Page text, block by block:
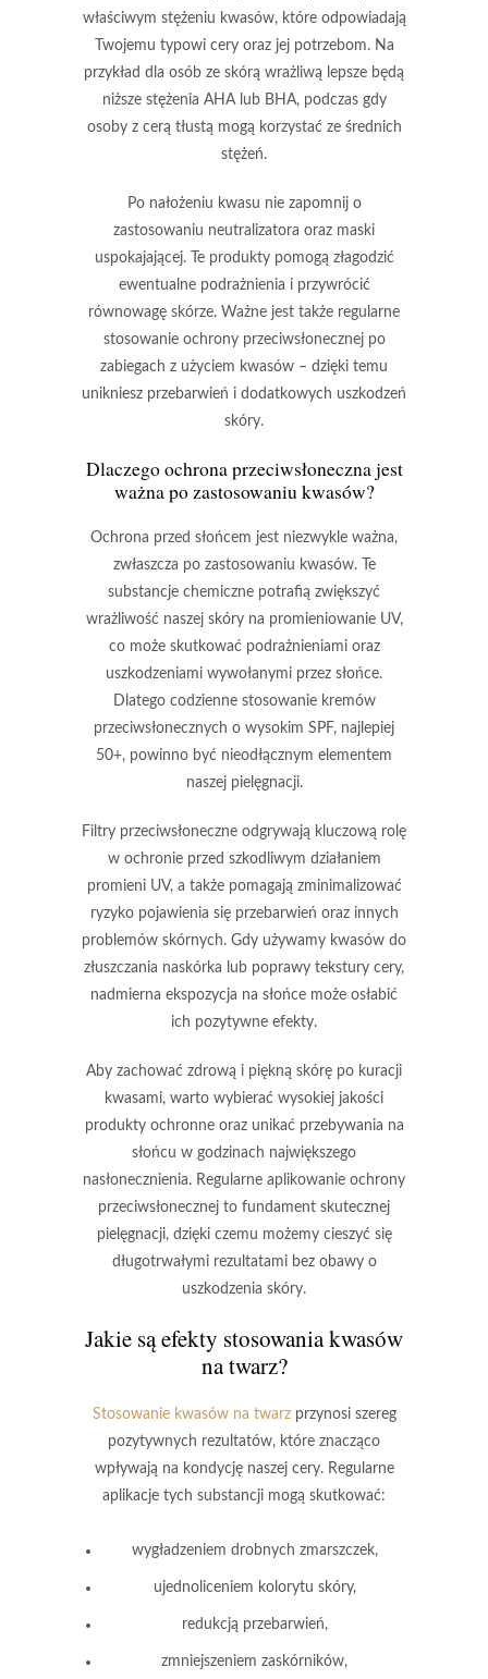
właściwym stężeniu kwasów, które odpowiadają
Twojemu typowi cery oraz jej potrzebom. Na
przykład dla osób ze skórą wrażliwą lepsze będą
niższe stężenia AHA lub BHA, podczas gdy
osoby z cerą tłustą mogą korzystać ze średnich
stężeń.
Po nałożeniu kwasu nie zapomnij o
zastosowaniu neutralizatora oraz maski
uspokajającej. Te produkty pomogą złagodzić
ewentualne podrażnienia i przywrócić
równowagę skórze. Ważne jest także regularne
stosowanie ochrony przeciwsłonecznejpo
zabiegach z użyciem kwasów – dzięki temu
unikniesz przebarwień i dodatkowych uszkodzeń
skóry.
Dlaczego ochrona przeciwsłoneczna jest
ważna po zastosowaniu kwasów?
Ochrona przed słońcem jest niezwykle ważna,
zwłaszcza po zastosowaniu kwasów. Te
substancje chemiczne potrafią zwiększyć
wrażliwość naszej skóry na promieniowanie UV,
co może skutkować podrażnieniami oraz
uszkodzeniami wywołanymi przez słońce.
Dlatego codzienne stosowanie kremów
przeciwsłonecznych o wysokim SPF, najlepiej
50+, powinno być nieodłącznym elementem
naszej pielęgnacji.
Filtry przeciwsłoneczne odgrywają kluczową rolę
w ochronie przed szkodliwym działaniem
promieni UV, a także pomagają zminimalizować
ryzyko pojawienia się przebarwień oraz innych
problemów skórnych. Gdy używamy kwasów do
złuszczania naskórka lub poprawy tekstury cery,
nadmierna ekspozycja na słońce może osłabić
ich pozytywne efekty.
Aby zachować zdrową i piękną skórę po kuracji
kwasami, warto wybierać wysokiej jakości
produkty ochronne oraz unikać przebywania na
słońcu w godzinach największego
nasłonecznienia. Regularne aplikowanie ochrony
przeciwsłonecznej to fundament skutecznej
pielęgnacji, dzięki czemu możemy cieszyć się
długotrwałymi rezultatami bez obawy o
uszkodzenia skóry.
Jakie są efekty stosowania kwasów
na twarz?
Stosowanie kwasów na twarzprzynosi szereg
pozytywnych rezultatów, które znacząco
wpływają na kondycję naszej cery. Regularne
aplikacje tych substancji mogą skutkować:
wygładzeniem drobnych zmarszczek,
ujednoliceniem kolorytu skóry,
redukcją przebarwień,
zmniejszeniem zaskórników,